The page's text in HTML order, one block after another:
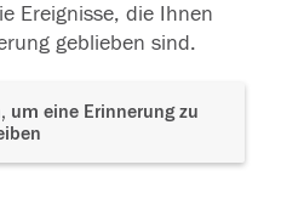
Ereignisse, die Ihnen
geblieben sind.
um eine Erinnerung zu